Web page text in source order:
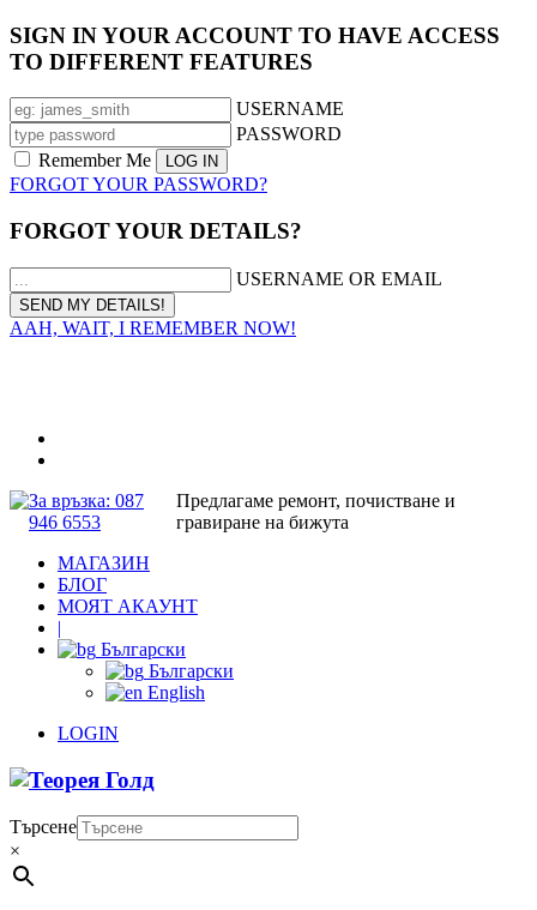
SIGN IN YOUR ACCOUNT TO HAVE ACCESS
TO DIFFERENT FEATURES
USERNAME
PASSWORD
Remember Me
FORGOT YOUR PASSWORD?
FORGOT YOUR DETAILS?
USERNAME OR EMAIL
AAH, WAIT, I REMEMBER NOW!
За връзка: 087
946 6553
Предлагаме ремонт, почистване и
гравиране на бижута
МАГАЗИН
БЛОГ
МОЯТ АКАУНТ
|
Български
Български
English
LOGIN
Търсене
×